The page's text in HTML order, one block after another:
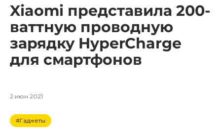
Разбейте
оплатуна части
без переплат
25%
Xiaomi представила 200-
ваттную проводную
зарядку HyperCharge
для смартфонов
2 июн 2021
#Гаджеты